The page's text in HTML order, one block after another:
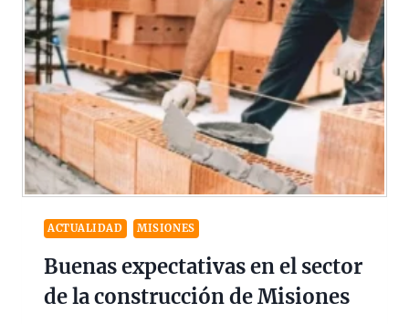
ACTUALIDAD MISIONES
Buenas expectativas en el sector
de la construcción de Misiones